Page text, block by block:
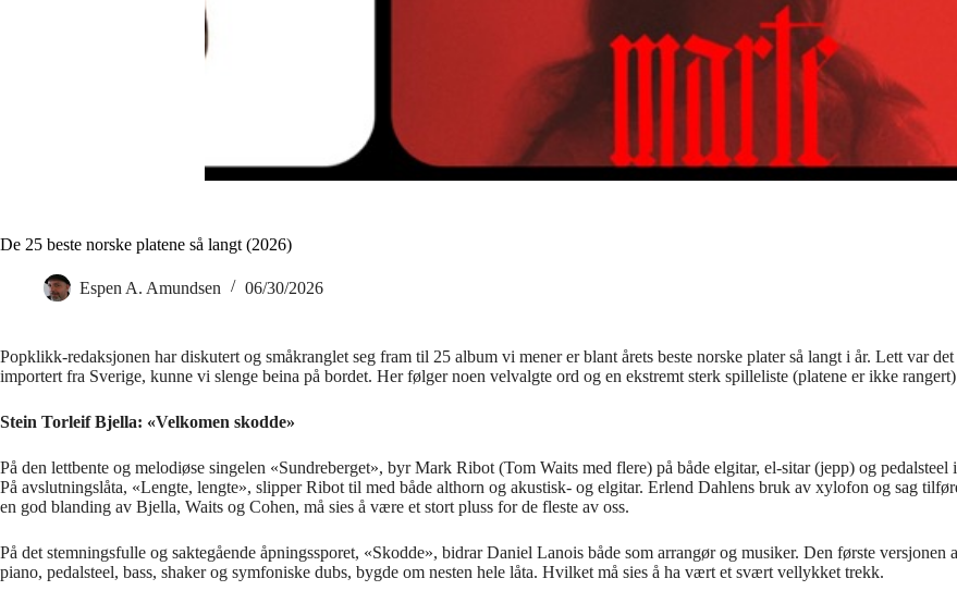
De 25 beste norske platene så langt (2026)
Espen A. Amundsen 06/30/2026
Popklikk-redaksjonen har diskutert og småkranglet seg fram til 25 album vi mener er blant årets beste norske plater så langt i år. Lett var
importert fra Sverige, kunne vi slenge beina på bordet. Her følger noen velvalgte ord og en ekstremt sterk spilleliste (platene er ikke
Stein Torleif Bjella: «Velkomen skodde»
På den lettbente og melodiøse singelen «Sundreberget», byr Mark Ribot (Tom Waits med flere) på både elgitar, el-sitar (jepp) og
På avslutningslåta, «Lengte, lengte», slipper Ribot til med både althorn og akustisk- og elgitar. Erlend Dahlens bruk av xylofon og sag
en god blanding av Bjella, Waits og Cohen, må sies å være et stort pluss for de fleste av oss.
På det stemningsfulle og saktegående åpningssporet, «Skodde», bidrar Daniel Lanois både som arrangør og musiker. Den første
piano, pedalsteel, bass, shaker og symfoniske dubs, bygde om nesten hele låta. Hvilket må sies å ha vært et svært vellykket trekk.